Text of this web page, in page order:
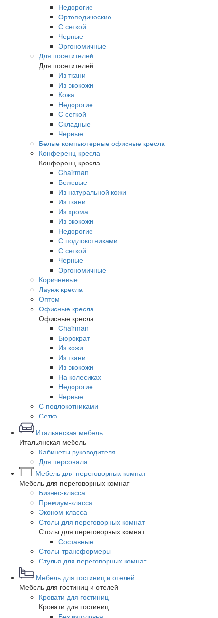
Недорогие
Ортопедические
С сеткой
Черные
Эргономичные
Для посетителей
Для посетителей
Из ткани
Из экокожи
Кожа
Недорогие
С сеткой
Складные
Черные
Белые компьютерные офисные кресла
Конференц-кресла
Конференц-кресла
Chairman
Бежевые
Из натуральной кожи
Из ткани
Из хрома
Из экокожи
Недорогие
С подлокотниками
С сеткой
Черные
Эргономичные
Коричневые
Лаунж кресла
Оптом
Офисные кресла
Офисные кресла
Chairman
Бюрократ
Из кожи
Из ткани
Из экокожи
На колесиках
Недорогие
Черные
С подлокотниками
Сетка
Итальянская мебель
Итальянская мебель
Кабинеты руководителя
Для персонала
Мебель для переговорных комнат
Мебель для переговорных комнат
Бизнес-класса
Премиум-класса
Эконом-класса
Столы для переговорных комнат
Столы для переговорных комнат
Составные
Столы-трансформеры
Стулья для переговорных комнат
Мебель для гостиниц и отелей
Мебель для гостиниц и отелей
Кровати для гостиниц
Кровати для гостиниц